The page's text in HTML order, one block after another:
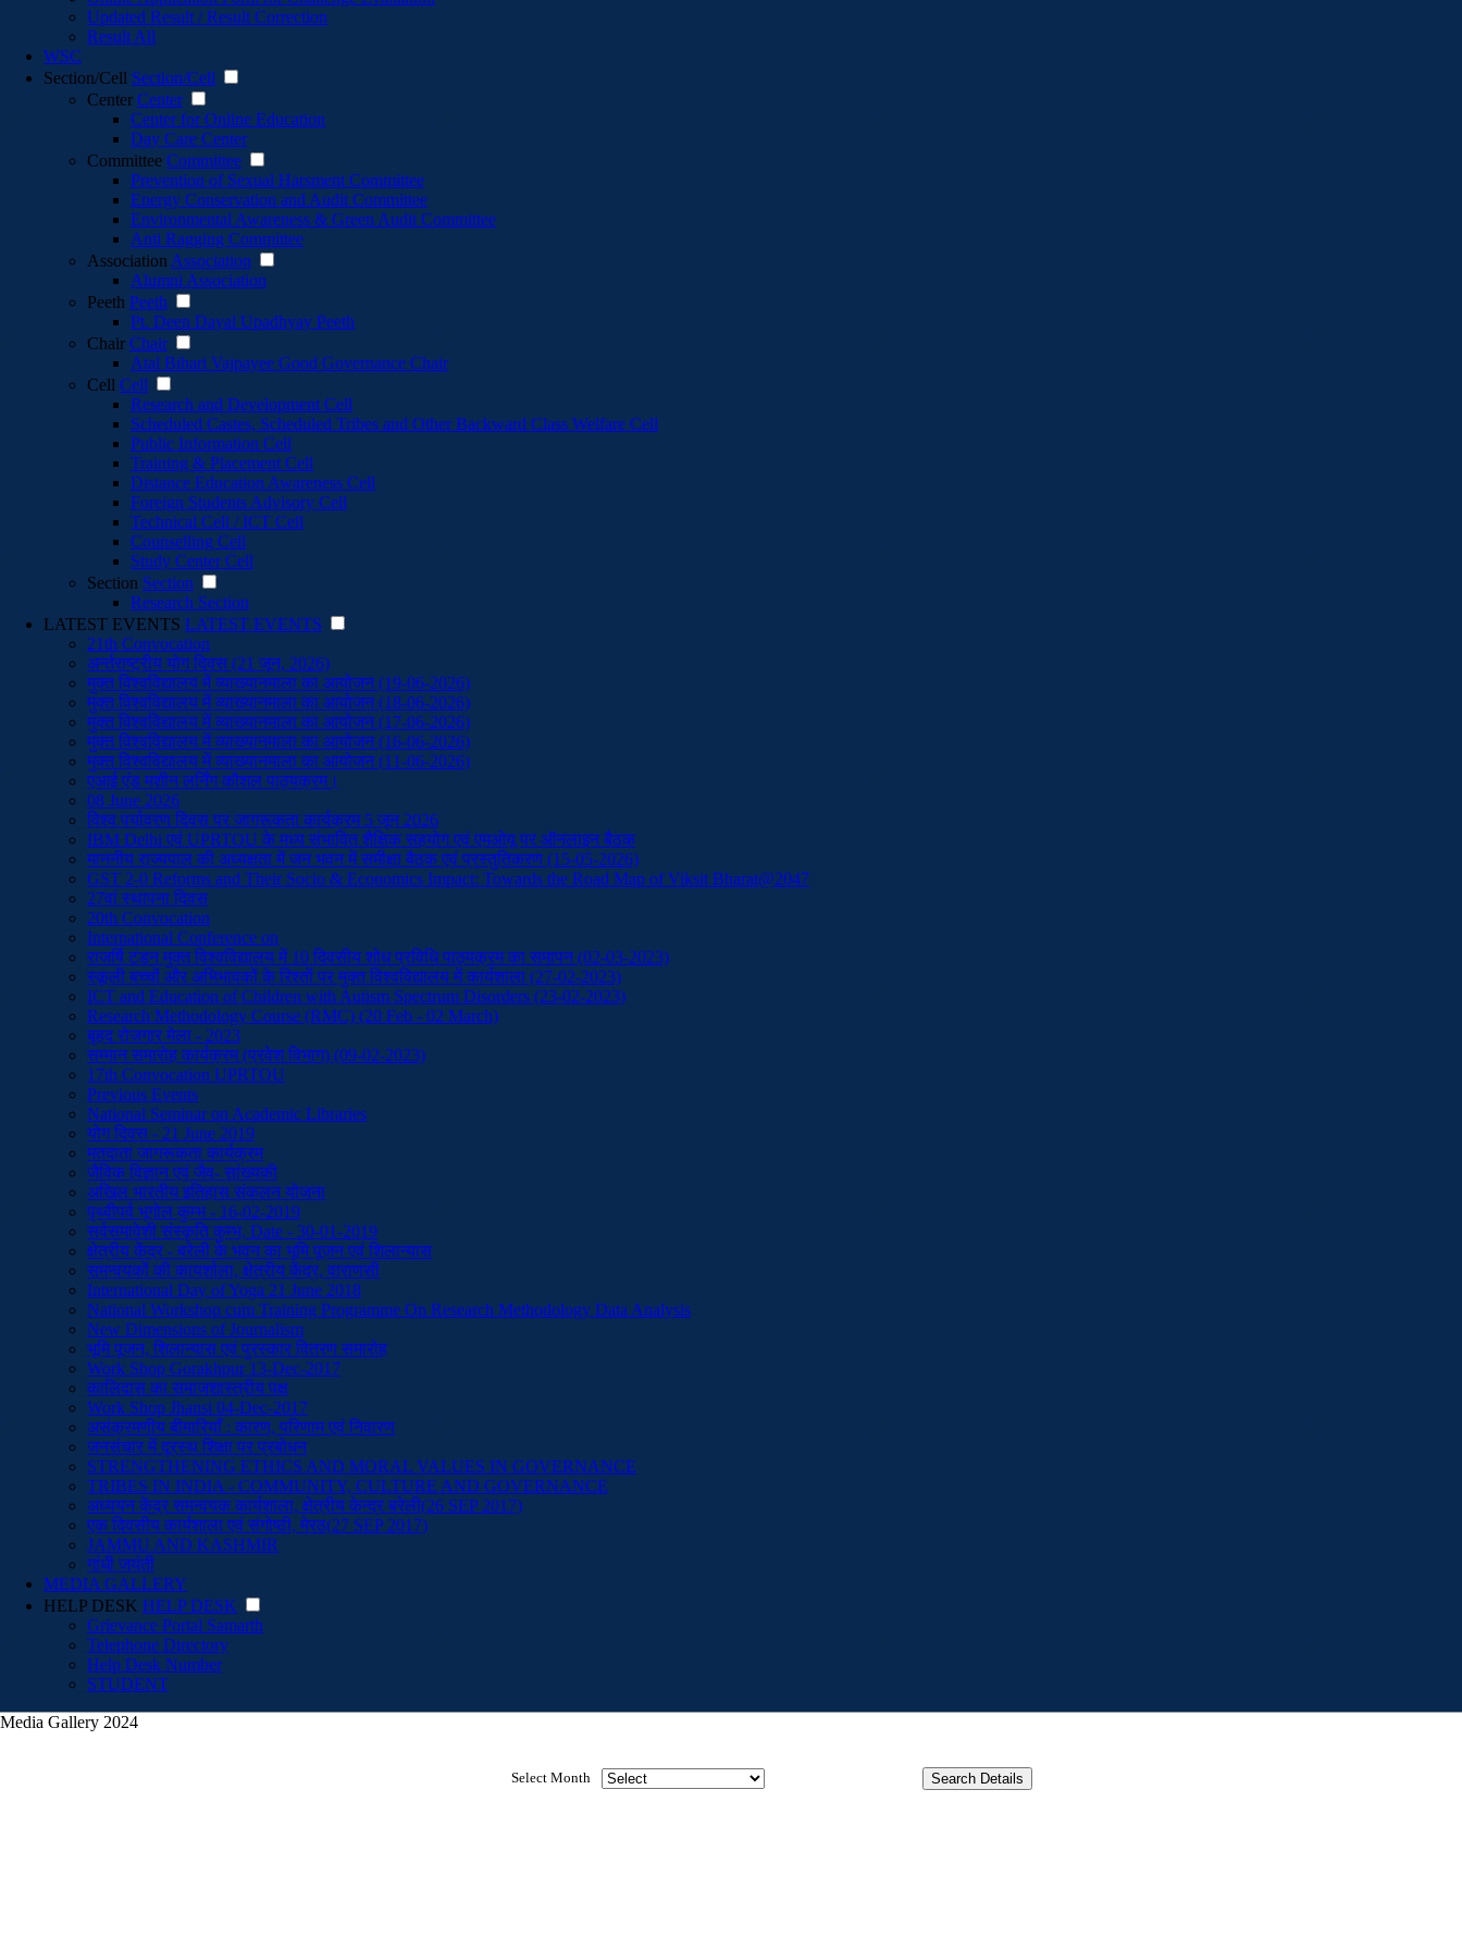
Updated Result / Result Correction
Result All
WSC
Section/Cell Section/Cell
Center Center
Center for Online Education
Day Care Center
Committee Committee
Prevention of Sexual Harsment Committee
Energy Conservation and Audit Committee
Environmental Awareness & Green Audit Committee
Anti Ragging Committee
Association Association
Alumni Association
Peeth Peeth
Pt. Deen Dayal Upadhyay Peeth
Chair Chair
Atal Bihari Vajpayee Good Governance Chair
Cell Cell
Research and Development Cell
Scheduled Castes, Scheduled Tribes and Other Backward Class Welfare Cell
Public Information Cell
Training & Placement Cell
Distance Education Awareness Cell
Foreign Students Advisory Cell
Technical Cell / ICT Cell
Counselling Cell
Study Center Cell
Section Section
Research Section
LATEST EVENTS LATEST EVENTS
21th Convocation
अर्न्तराष्ट्रीय योग दिवस (21 जून, 2026)
मुक्त विश्वविद्यालय में व्याख्यानमाला का आयोजन (19-06-2026)
मुक्त विश्वविद्यालय में व्याख्यानमाला का आयोजन (18-06-2026)
मुक्त विश्वविद्यालय में व्याख्यानमाला का आयोजन (17-06-2026)
मुक्त विश्वविद्यालय में व्याख्यानमाला का आयोजन (16-06-2026)
मुक्त विश्वविद्यालय में व्याख्यानमाला का आयोजन (11-06-2026)
एआई एंड मशीन लर्निंग कौशल पाठ्यक्रम।
08 June 2026
विश्व पर्यावरण दिवस पर जागरूकता कार्यक्रम 5 जून 2026
IBM Delhi एवं UPRTOU के मध्य संभावित शैक्षिक सहयोग एवं एमओयू पर ऑनलाइन बैठक
माननीय राज्यपाल की अध्यक्षता में जन भवन में समीक्षा बैठक एवं प्रस्तुतिकरण (15-05-2026)
GST 2-0 Reforms and Their Socio & Economics Impact: Towards the Road Map of Viksit Bharat@2047
27वां स्थापना दिवस
20th Convocation
International Conference on
राजर्षि टंडन मुक्त विश्वविद्यालय में 10 दिवसीय शोध प्रविधि पाठ्यक्रम का समापन (02-03-2023)
स्कूली बच्चों और अभिभावकों के रिश्तों पर मुक्त विश्वविद्यालय में कार्यशाला (27-02-2023)
ICT and Education of Children with Autism Spectrum Disorders (23-02-2023)
Research Methodology Course (RMC) (20 Feb - 02 March)
बृहद रोजगार मेला - 2023
सम्मान समारोह कार्यक्रम (प्रवेश विभाग) (09-02-2023)
17th Convocation UPRTOU
Previous Events
National Seminar on Academic Libraries
योग दिवस - 21 June 2019
मतदाता जागरूकता कार्यक्रम
जैविक विज्ञान एवं जैव- सांख्यकी
अखिल भारतीय इतिहास संकलन योजना
पृथ्वीपर्व भूगोल कुम्भ - 16-02-2019
सर्वसमावेशी संस्कृति कुम्भ, Date - 30-01-2019
क्षेत्रीय केंद्र - बरेली के भवन का भूमि पूजन एवं शिलान्यास
समन्वयकों की कायर्शाला, क्षेत्रीय केंद्र, वाराणसी
International Day of Yoga 21 June 2018
National Workshop cum Training Programme On Research Methodology Data Analysis
New Dimensions of Journalism
भूमि पूजन, शिलान्यास एवं पुरस्कार वितरण समारोह
Work Shop Gorakhpur 13-Dec-2017
कालिदास का समाजशास्त्रीय पक्ष
Work Shop Jhansi 04-Dec-2017
असंक्रमणीय बीमारियाँ : कारण, परिणाम एवं निवारण
जनसंचार में दूरस्थ शिक्षा पर प्रबोधन
STRENGTHENING ETHICS AND MORAL VALUES IN GOVERNANCE
TRIBES IN INDIA - COMMUNITY, CULTURE AND GOVERNANCE
अध्ययन केंद्र समन्वयक कार्यशाला, क्षेत्रीय केन्द्र बरेली(26 SEP 2017)
एक दिवसीय कार्यशाला एवं संगोष्ठी, मेरठ(27 SEP 2017)
JAMMU AND KASHMIR
गांधी जयंती
MEDIA GALLERY
HELP DESK HELP DESK
Grievance Portal Samarth
Telephone Directory
Help Desk Number
STUDENT
Media Gallery 2024
Select Month